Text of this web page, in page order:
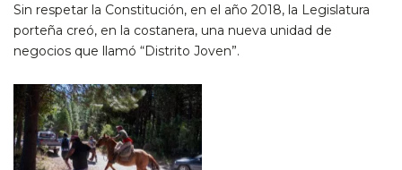
Sin respetar la Constitución, en el año 2018, la Legislatura
porteña creó, en la costanera, una nueva unidad de
negocios que llamó “Distrito Joven”.